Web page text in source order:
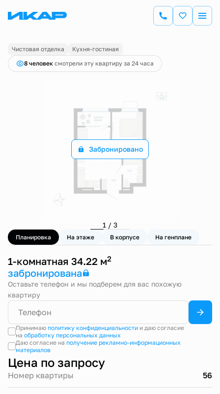
1-комнатная34.22 м Цена по запросу
Чистовая отделка
Кухня-гостиная
8 человек смотрели эту квартиру за 24 часа
Забронировано
1 / 3
Планировка На этаже В корпусе На генплане
1-комнатная 34.22 м2
забронирована
Оставьте телефон и мы подберем для вас похожую
квартиру
Принимаю политику конфиденциальностии даю согласие
на обработку персональных данных
Даю согласие на получение рекламно-информационных
материалов
Цена по запросу
Номер квартиры 56